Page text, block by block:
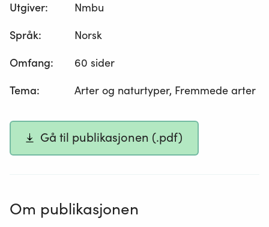
Utgiver:
Nmbu
Språk:
Norsk
Omfang:
60 sider
Tema: Arter og naturtyper, Fremmede arter
Gå til publikasjonen (.pdf)
Om publikasjonen